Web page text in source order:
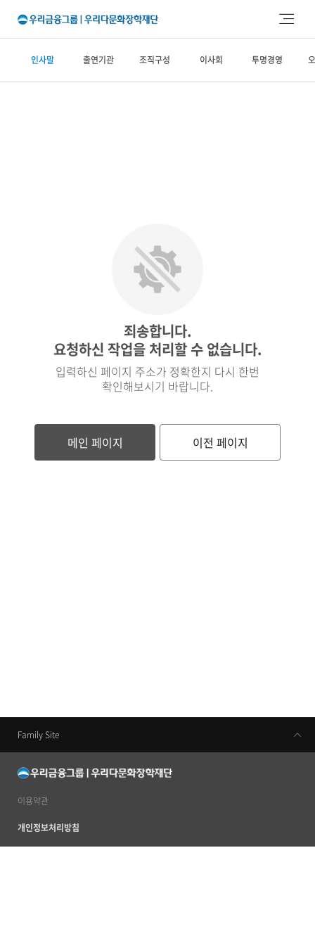
본문 바로가기
주메뉴 바로가기
인사말 출연기관 조직구성 이사회 투명경영
죄송합니다.
요청하신 작업을 처리할 수 없습니다.
입력하신 페이지 주소가 정확한지 다시 한번
확인해보시기 바랍니다.
메인 페이지 이전 페이지
이용약관
개인정보처리방침
Family Site
우리금융지주
우리은행
동양생명
우리카드
우리금융캐피탈